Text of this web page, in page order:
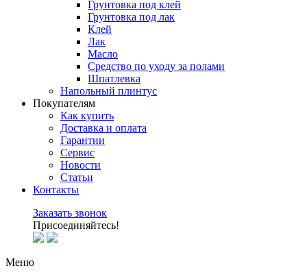
Грунтовка под клей
Грунтовка под лак
Клей
Лак
Масло
Средство по уходу за полами
Шпатлевка
Напольный плинтус
Покупателям
Как купить
Доставка и оплата
Гарантии
Сервис
Новости
Статьи
Контакты
Заказать звонок
Присоединяйтесь!
Меню